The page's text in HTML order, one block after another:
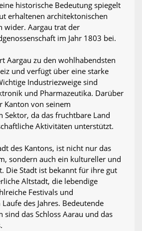
historische Bedeutung spiegelt
erhaltenen architektonischen
wider. Aargau trat der
im Jahr 1803 bei.
Aargau zu den wohlhabendsten
und verfügt über eine starke
Industriezweige sind
und Pharmazeutika. Darüber
Kanton von seinem
Sektor, da das fruchtbare Land
Aktivitäten unterstützt.
des Kantons, ist nicht nur das
sondern auch ein kultureller und
Die Stadt ist bekannt für ihre gut
Altstadt, die lebendige
Festivals und
des Jahres. Bedeutende
sind das Schloss Aarau und das